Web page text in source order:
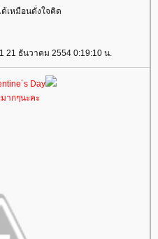
ด้เหมือนดั่งใจคิด
21 ธันวาคม 2554 0:19:10 น.
Day
ากๆนะคะ